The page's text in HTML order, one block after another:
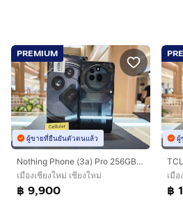
PREMIUM
ผู้ขายที่ยืนยันตัวตนแล้ว
Nothing Phone (3a) Pro 256GB สภาพสวยมาก เครื่องไทย ครบกล่อง
เมืองเชียงใหม่ เชียงใหม่
฿ 9,900
ผู้
เมือ
฿